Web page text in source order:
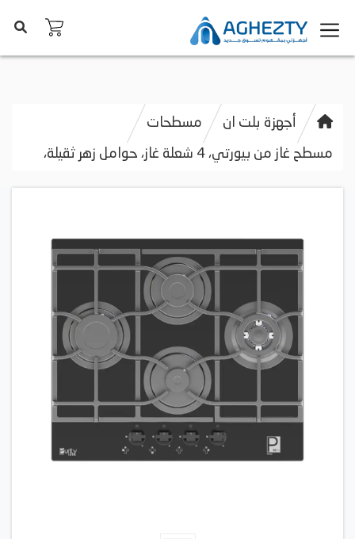
أجهزة بلت ان مسطحات
مسطح غاز من بيورتي، 4 شعلة غاز، حوامل زهر ثقيلة،